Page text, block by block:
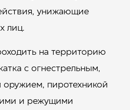
унижающие
лиц.
на территорию
с огнестрельным,
оружием, пиротехникой
и режущими